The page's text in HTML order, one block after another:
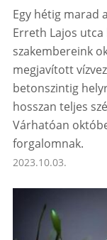
Egy hétig marad
Erreth Lajos utca
szakembereink
megjavított
betonszintig
hosszan teljes
Várhatóan
forgalomnak.
2023.10.03.